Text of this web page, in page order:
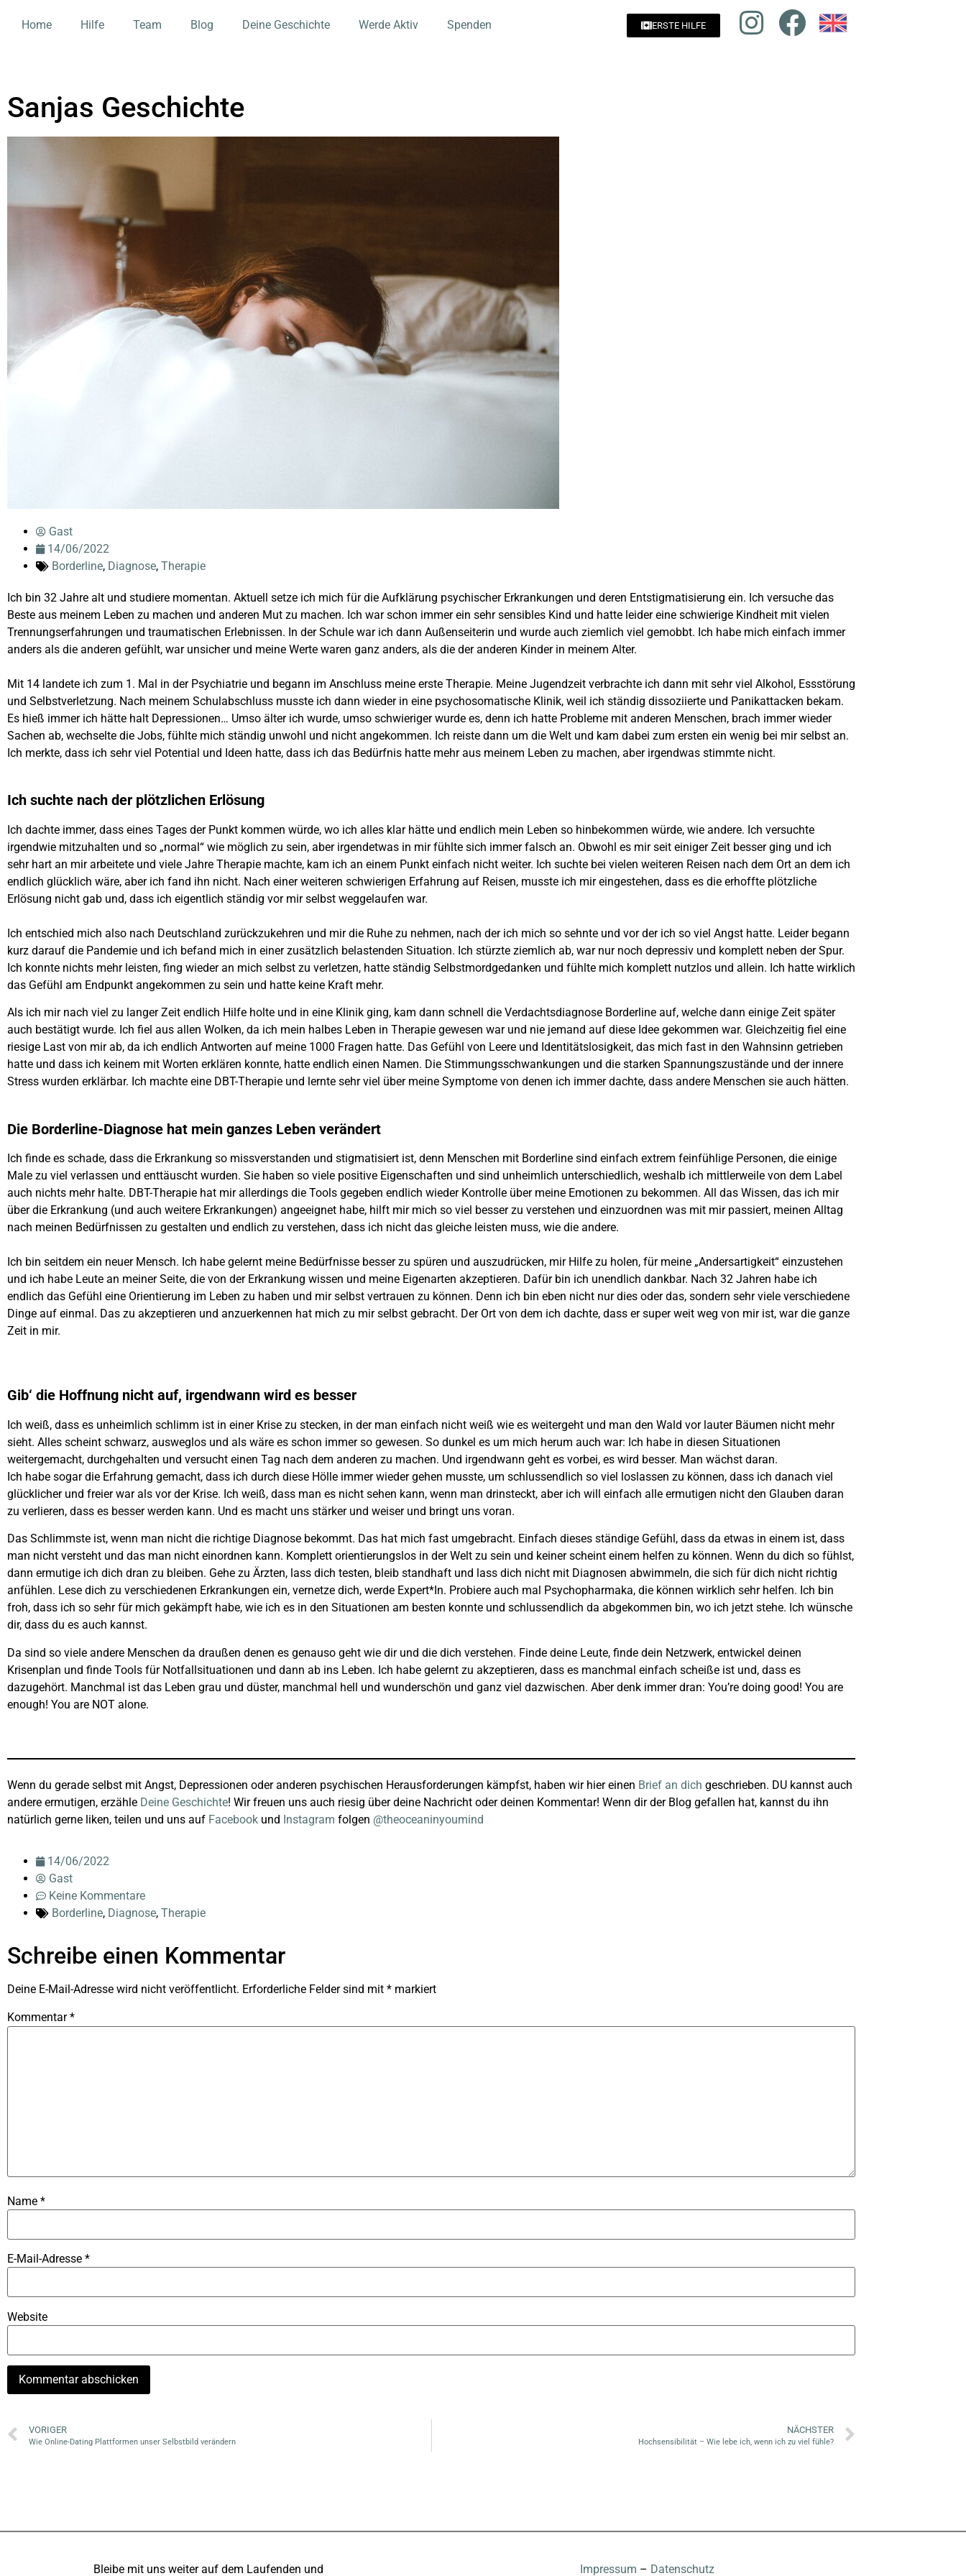
Home Hilfe Team Blog Deine Geschichte Werde Aktiv Spenden ERSTE HILFE
Sanjas Geschichte
Gast
14/06/2022
Borderline, Diagnose, Therapie
Ich bin 32 Jahre alt und studiere momentan. Aktuell setze ich mich für die Aufklärung psychischer Erkrankungen und deren Entstigmatisierung ein. Ich versuche das
Beste aus meinem Leben zu machen und anderen Mut zu machen. Ich war schon immer ein sehr sensibles Kind und hatte leider eine schwierige Kindheit mit vielen
Trennungserfahrungen und traumatischen Erlebnissen. In der Schule war ich dann Außenseiterin und wurde auch ziemlich viel gemobbt. Ich habe mich einfach immer
anders als die anderen gefühlt, war unsicher und meine Werte waren ganz anders, als die der anderen Kinder in meinem Alter.
Mit 14 landete ich zum 1. Mal in der Psychiatrie und begann im Anschluss meine erste Therapie. Meine Jugendzeit verbrachte ich dann mit sehr viel Alkohol, Essstörung
und Selbstverletzung. Nach meinem Schulabschluss musste ich dann wieder in eine psychosomatische Klinik, weil ich ständig dissoziierte und Panikattacken bekam.
Es hieß immer ich hätte halt Depressionen… Umso älter ich wurde, umso schwieriger wurde es, denn ich hatte Probleme mit anderen Menschen, brach immer wieder
Sachen ab, wechselte die Jobs, fühlte mich ständig unwohl und nicht angekommen. Ich reiste dann um die Welt und kam dabei zum ersten ein wenig bei mir selbst an.
Ich merkte, dass ich sehr viel Potential und Ideen hatte, dass ich das Bedürfnis hatte mehr aus meinem Leben zu machen, aber irgendwas stimmte nicht.
Ich suchte nach der plötzlichen Erlösung
Ich dachte immer, dass eines Tages der Punkt kommen würde, wo ich alles klar hätte und endlich mein Leben so hinbekommen würde, wie andere. Ich versuchte
irgendwie mitzuhalten und so „normal“ wie möglich zu sein, aber irgendetwas in mir fühlte sich immer falsch an. Obwohl es mir seit einiger Zeit besser ging und ich
sehr hart an mir arbeitete und viele Jahre Therapie machte, kam ich an einem Punkt einfach nicht weiter. Ich suchte bei vielen weiteren Reisen nach dem Ort an dem ich
endlich glücklich wäre, aber ich fand ihn nicht. Nach einer weiteren schwierigen Erfahrung auf Reisen, musste ich mir eingestehen, dass es die erhoffte plötzliche
Erlösung nicht gab und, dass ich eigentlich ständig vor mir selbst weggelaufen war.
Ich entschied mich also nach Deutschland zurückzukehren und mir die Ruhe zu nehmen, nach der ich mich so sehnte und vor der ich so viel Angst hatte. Leider begann
kurz darauf die Pandemie und ich befand mich in einer zusätzlich belastenden Situation. Ich stürzte ziemlich ab, war nur noch depressiv und komplett neben der Spur.
Ich konnte nichts mehr leisten, fing wieder an mich selbst zu verletzen, hatte ständig Selbstmordgedanken und fühlte mich komplett nutzlos und allein. Ich hatte wirklich
das Gefühl am Endpunkt angekommen zu sein und hatte keine Kraft mehr.
Als ich mir nach viel zu langer Zeit endlich Hilfe holte und in eine Klinik ging, kam dann schnell die Verdachtsdiagnose Borderline auf, welche dann einige Zeit später
auch bestätigt wurde. Ich fiel aus allen Wolken, da ich mein halbes Leben in Therapie gewesen war und nie jemand auf diese Idee gekommen war. Gleichzeitig fiel eine
riesige Last von mir ab, da ich endlich Antworten auf meine 1000 Fragen hatte. Das Gefühl von Leere und Identitätslosigkeit, das mich fast in den Wahnsinn getrieben
hatte und dass ich keinem mit Worten erklären konnte, hatte endlich einen Namen. Die Stimmungsschwankungen und die starken Spannungszustände und der innere
Stress wurden erklärbar. Ich machte eine DBT-Therapie und lernte sehr viel über meine Symptome von denen ich immer dachte, dass andere Menschen sie auch hätten.
Die Borderline-Diagnose hat mein ganzes Leben verändert
Ich finde es schade, dass die Erkrankung so missverstanden und stigmatisiert ist, denn Menschen mit Borderline sind einfach extrem feinfühlige Personen, die einige
Male zu viel verlassen und enttäuscht wurden. Sie haben so viele positive Eigenschaften und sind unheimlich unterschiedlich, weshalb ich mittlerweile von dem Label
auch nichts mehr halte. DBT-Therapie hat mir allerdings die Tools gegeben endlich wieder Kontrolle über meine Emotionen zu bekommen. All das Wissen, das ich mir
über die Erkrankung (und auch weitere Erkrankungen) angeeignet habe, hilft mir mich so viel besser zu verstehen und einzuordnen was mit mir passiert, meinen Alltag
nach meinen Bedürfnissen zu gestalten und endlich zu verstehen, dass ich nicht das gleiche leisten muss, wie die andere.
Ich bin seitdem ein neuer Mensch. Ich habe gelernt meine Bedürfnisse besser zu spüren und auszudrücken, mir Hilfe zu holen, für meine „Andersartigkeit“ einzustehen
und ich habe Leute an meiner Seite, die von der Erkrankung wissen und meine Eigenarten akzeptieren. Dafür bin ich unendlich dankbar. Nach 32 Jahren habe ich
endlich das Gefühl eine Orientierung im Leben zu haben und mir selbst vertrauen zu können. Denn ich bin eben nicht nur dies oder das, sondern sehr viele verschiedene
Dinge auf einmal. Das zu akzeptieren und anzuerkennen hat mich zu mir selbst gebracht. Der Ort von dem ich dachte, dass er super weit weg von mir ist, war die ganze
Zeit in mir.
Gib‘ die Hoffnung nicht auf, irgendwann wird es besser
Ich weiß, dass es unheimlich schlimm ist in einer Krise zu stecken, in der man einfach nicht weiß wie es weitergeht und man den Wald vor lauter Bäumen nicht mehr
sieht. Alles scheint schwarz, ausweglos und als wäre es schon immer so gewesen. So dunkel es um mich herum auch war: Ich habe in diesen Situationen
weitergemacht, durchgehalten und versucht einen Tag nach dem anderen zu machen. Und irgendwann geht es vorbei, es wird besser. Man wächst daran.
Ich habe sogar die Erfahrung gemacht, dass ich durch diese Hölle immer wieder gehen musste, um schlussendlich so viel loslassen zu können, dass ich danach viel
glücklicher und freier war als vor der Krise. Ich weiß, dass man es nicht sehen kann, wenn man drinsteckt, aber ich will einfach alle ermutigen nicht den Glauben daran
zu verlieren, dass es besser werden kann. Und es macht uns stärker und weiser und bringt uns voran.
Das Schlimmste ist, wenn man nicht die richtige Diagnose bekommt. Das hat mich fast umgebracht. Einfach dieses ständige Gefühl, dass da etwas in einem ist, dass
man nicht versteht und das man nicht einordnen kann. Komplett orientierungslos in der Welt zu sein und keiner scheint einem helfen zu können. Wenn du dich so fühlst,
dann ermutige ich dich dran zu bleiben. Gehe zu Ärzten, lass dich testen, bleib standhaft und lass dich nicht mit Diagnosen abwimmeln, die sich für dich nicht richtig
anfühlen. Lese dich zu verschiedenen Erkrankungen ein, vernetze dich, werde Expert*In. Probiere auch mal Psychopharmaka, die können wirklich sehr helfen. Ich bin
froh, dass ich so sehr für mich gekämpft habe, wie ich es in den Situationen am besten konnte und schlussendlich da abgekommen bin, wo ich jetzt stehe. Ich wünsche
dir, dass du es auch kannst.
Da sind so viele andere Menschen da draußen denen es genauso geht wie dir und die dich verstehen. Finde deine Leute, finde dein Netzwerk, entwickel deinen
Krisenplan und finde Tools für Notfallsituationen und dann ab ins Leben. Ich habe gelernt zu akzeptieren, dass es manchmal einfach scheiße ist und, dass es
dazugehört. Manchmal ist das Leben grau und düster, manchmal hell und wunderschön und ganz viel dazwischen. Aber denk immer dran: You’re doing good! You are
enough! You are NOT alone.
Wenn du gerade selbst mit Angst, Depressionen oder anderen psychischen Herausforderungen kämpfst, haben wir hier einen Brief an dich geschrieben. DU kannst auch
andere ermutigen, erzähle Deine Geschichte! Wir freuen uns auch riesig über deine Nachricht oder deinen Kommentar! Wenn dir der Blog gefallen hat, kannst du ihn
natürlich gerne liken, teilen und uns auf Facebook und Instagram folgen @theoceaninyoumind
14/06/2022
Gast
Keine Kommentare
Borderline, Diagnose, Therapie
Schreibe einen Kommentar
Deine E-Mail-Adresse wird nicht veröffentlicht. Erforderliche Felder sind mit * markiert
Kommentar*
Name *
E-Mail-Adresse *
Website
VORIGER
Wie Online-Dating Plattformen unser Selbstbild verändern
NÄCHSTER
Hochsensibilität – Wie lebe ich, wenn ich zu viel fühle?
Bleibe mit uns weiter auf dem Laufenden und Impressum – Datenschutz